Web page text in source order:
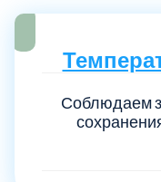
Соблюдаем